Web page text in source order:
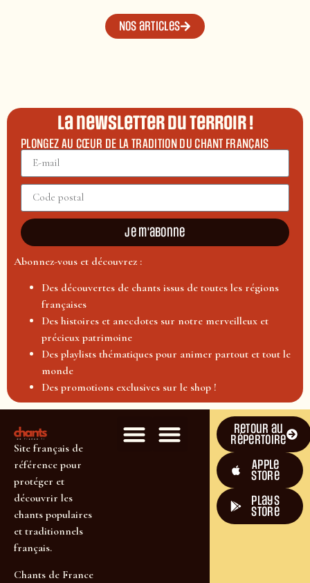
Nos articles
La newsletter du terroir !
PLONGEZ AU CŒUR DE LA TRADITION DU CHANT FRANÇAIS
Je m'abonne
Abonnez-vous et découvrez :
Des découvertes de chants issus de toutes les régions
françaises
Des histoires et anecdotes sur notre merveilleux et
précieux patrimoine
Des playlists thématiques pour animer partout et tout le
monde
Des promotions exclusives sur le shop !
Site français de
référence pour
protéger et
découvrir les
chants populaires
et traditionnels
français.
Chants de France
Retour au
répertoire
Apple
Store
plays
store